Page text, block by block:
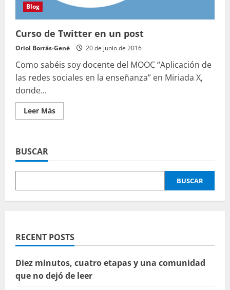
Blog
Curso de Twitter en un post
Oriol Borrás-Gené 20 de junio de 2016
Como sabéis soy docente del MOOC “Aplicación de
las redes sociales en la enseñanza” en Miriada X,
donde...
Leer MásLeer
más
en
post
BUSCAR
BUSCAR
RECENT POSTS
Diez minutos, cuatro etapas y una comunidad
que no dejó de leer